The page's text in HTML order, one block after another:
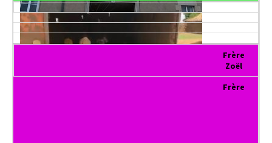
Frère
Zoël
Frère